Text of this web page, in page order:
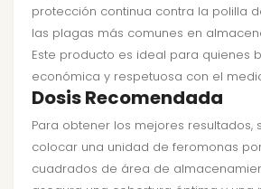
protección continua contra la polilla
las plagas más comunes en
Este producto es ideal para quienes
económica y respetuosa con el
Dosis Recomendada
Para obtener los mejores resultados,
colocar una unidad de feromonas
cuadrados de área de